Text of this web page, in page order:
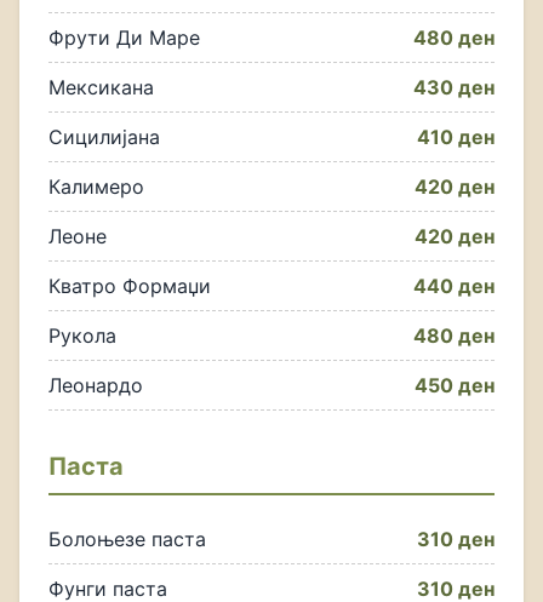
Фрути Ди Маре 480 ден
Мексикана 430 ден
Сицилијана 410 ден
Калимеро 420 ден
Леоне 420 ден
Кватро Формаџи 440 ден
Рукола 480 ден
Леонардо 450 ден
Паста
Болоњезе паста 310 ден
Фунги паста 310 ден